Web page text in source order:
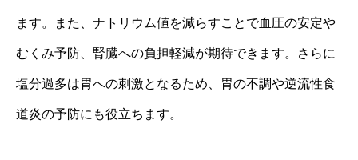
ます。また、ナトリウム値を減らすことで血圧の安定や
むくみ予防、腎臓への負担軽減が期待できます。さらに
塩分過多は胃への刺激となるため、胃の不調や逆流性食
道炎の予防にも役立ちます。